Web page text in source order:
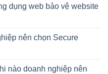
dụng web bảo vệ website
nên chọn Secure
nào doanh nghiệp nên